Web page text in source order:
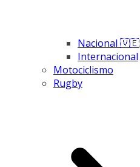
Nacional 🇻🇪
Internacional
Motociclismo
Rugby